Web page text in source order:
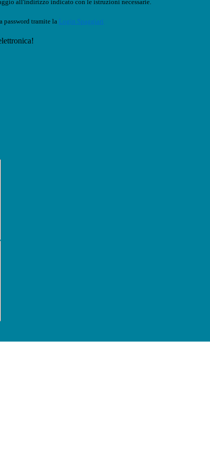
all'indirizzo indicato con le istruzioni necessarie.
password tramite la Login Spaggiari